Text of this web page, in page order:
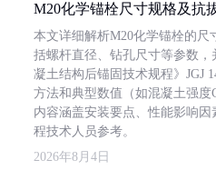
M20化学锚栓尺寸规格及抗
本文详细解析M20化学锚栓的尺
括螺杆直径、钻孔尺寸等参数
凝土结构后锚固技术规程》JGJ
方法和典型数值（如混凝土强度
内容涵盖安装要点、性能影响
程技术人员参考。
2026年8月4日